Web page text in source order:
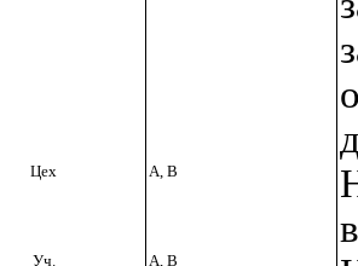
Цех А, В
Уч. А, В